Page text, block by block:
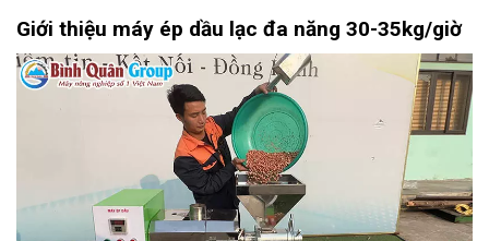
Giới thiệu máy ép dầu lạc đa năng 30-35kg/giờ